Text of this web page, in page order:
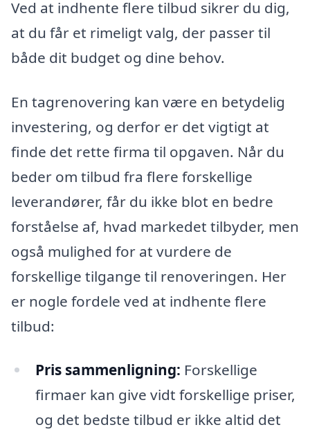
Ved at indhente flere tilbud sikrer du dig,
at du får et rimeligt valg, der passer til
både dit budget og dine behov.
En tagrenovering kan være en betydelig
investering, og derfor er det vigtigt at
finde det rette firma til opgaven. Når du
beder om tilbud fra flere forskellige
leverandører, får du ikke blot en bedre
forståelse af, hvad markedet tilbyder, men
også mulighed for at vurdere de
forskellige tilgange til renoveringen. Her
er nogle fordele ved at indhente flere
tilbud:
Pris sammenligning: Forskellige
firmaer kan give vidt forskellige priser,
og det bedste tilbud er ikke altid det